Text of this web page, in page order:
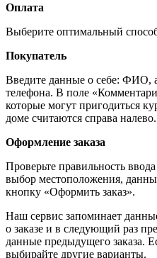
Оплата
Выберите оптимальный
Покупатель
Введите данные о себе: ФИО,
телефона. В поле
которые могут пригодиться
доме считаются справа налево.
Оформление заказа
Проверьте правильность
выбор местоположения,
кнопку «Оформить заказ».
Наш сервис запоминает
о заказе и в следующий раз
данные предыдущего заказа.
выбирайте другие варианты.